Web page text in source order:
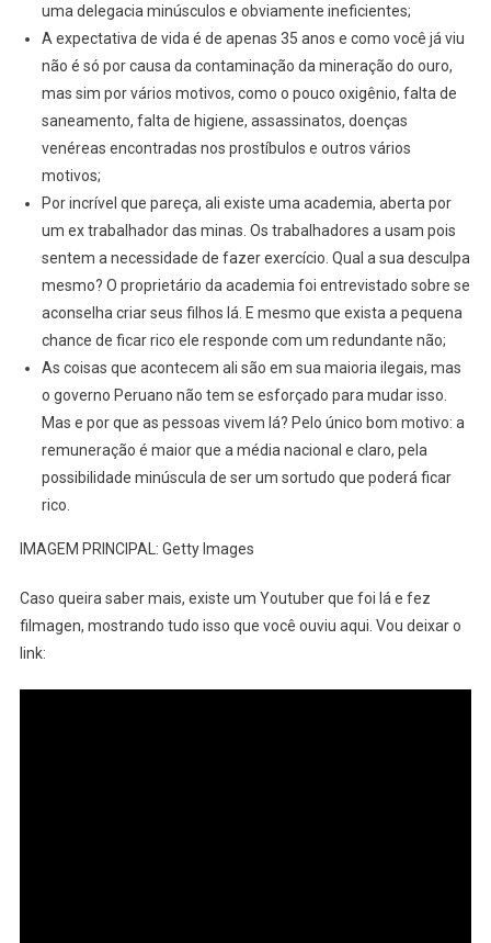
uma delegacia minúsculos e obviamente ineficientes;
A expectativa de vida é de apenas 35 anos e como você já viu
não é só por causa da contaminação da mineração do ouro,
mas sim por vários motivos, como o pouco oxigênio, falta de
saneamento, falta de higiene, assassinatos, doenças
venéreas encontradas nos prostíbulos e outros vários
motivos;
Por incrível que pareça, ali existe uma academia, aberta por
um ex trabalhador das minas. Os trabalhadores a usam pois
sentem a necessidade de fazer exercício. Qual a sua desculpa
mesmo? O proprietário da academia foi entrevistado sobre se
aconselha criar seus filhos lá. E mesmo que exista a pequena
chance de ficar rico ele responde com um redundante não;
As coisas que acontecem ali são em sua maioria ilegais, mas
o governo Peruano não tem se esforçado para mudar isso.
Mas e por que as pessoas vivem lá? Pelo único bom motivo: a
remuneração é maior que a média nacional e claro, pela
possibilidade minúscula de ser um sortudo que poderá ficar
rico.
IMAGEM PRINCIPAL: Getty Images
Caso queira saber mais, existe um Youtuber que foi lá e fez
filmagen, mostrando tudo isso que você ouviu aqui. Vou deixar o
link: